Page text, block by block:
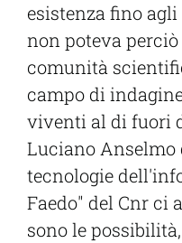
esistenza fino
non poteva
comunità
campo di
viventi al di fuori
Luciano Anselmo
tecnologie
Faedo" del Cnr ci
sono le